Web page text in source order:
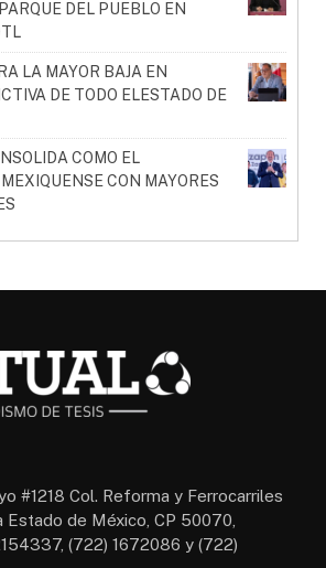
DEL PUEBLO EN
LA MAYOR BAJA EN
DE TODO ELESTADO DE
COMO EL
CON MAYORES
#1218 Col. Reforma y Ferrocarriles
Estado de México, CP 50070,
(722) 1672086 y (722)